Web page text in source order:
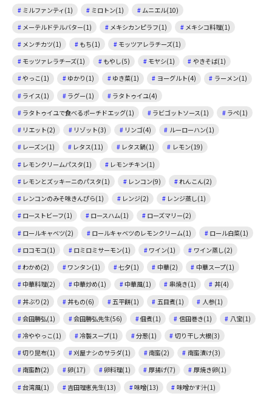
ミルファンティ(1)
ミロトン(1)
ムニエル(10)
メーテルドテルバター(1)
メキシカンピラフ(1)
メキシコ料理(1)
メンチカツ(1)
もち(1)
モッツアレラチーズ(1)
モッツァレラチーズ(1)
もやし(5) モヤシ(1)
やきそば(1)
やっこ(1)
ゆかり(1) ゆき菜(1) ヨーグルト(4)
ラーメン(1)
ライス(1)
ラグー(1)
ラタトゥイユ(4)
ラタトゥイユで食べるポーチドエッグ(1)
ラビゴットソース(1)
ラペ(1)
リエット(2)
リゾット(3) リンゴ(4)
ルーローハン(1)
レーズン(1)
レタス(11) レタス鍋(1)
レモン(19)
レモンクリームパスタ(1)
レモンチキン(1)
レモンとズッキーニのパスタ(1)
レンコン(9)
れんこん(2)
レンコンのみそ味きんぴら(1)
レンジ(2)
レンジ蒸し(1)
ローストビーフ(1)
ロースハム(1)
ローズマリー(2)
ロールキャベツ(2)
ロールキャベツのレモンクリーム(1)
ロール白菜(1)
ロコモコ(1)
ロミロミサーモン(1) ワイン(1)
ワイン蒸し(2)
わかめ(2)
ワンタン(1) 七夕(1) 中華(2)
中華スープ(1)
中華料理(2)
中華炒め(1) 中華風(1) 串焼き(1)
丼(4)
丼ぶり(2)
丼もの(6) 五平餅(1) 五目煮(1)
人参(1)
会田勝弘(1)
会田勝弘先生(56) 佃煮(1) 信田巻き(1)
八宝(1)
冷ややっこ(1)
冷製スープ(1) 分葱(1)
切り干し大根(3)
切り昆布(1)
刈屋ナシのサラダ(1) 南蛮(2)
南蛮漬け(3)
南蛮酢(2)
卵(17) 卵料理(1) 厚揚げ(7)
厚焼き卵(1)
台湾風(1)
吉田理恵先生(13) 味噌(13)
味噌かす汁(1)